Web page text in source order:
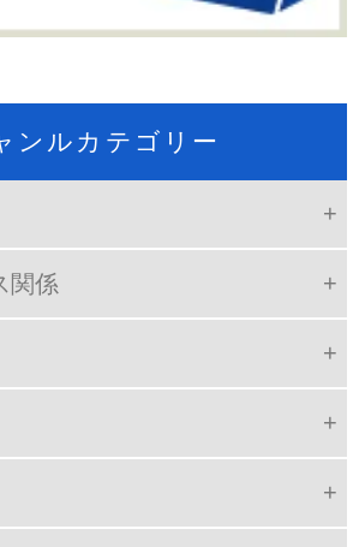
ンルカテゴリー
関係